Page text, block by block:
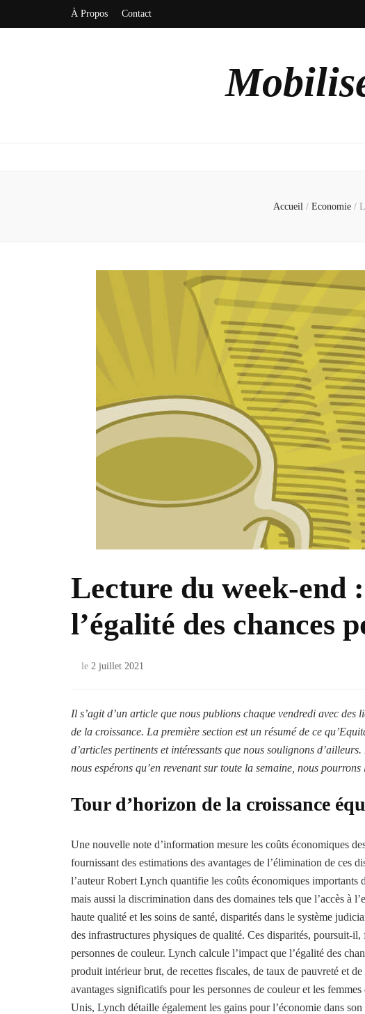
À Propos Contact
Accueil / Economie /
Lecture du week-end
l’égalité des chances
le 2 juillet 2021
Il s’agit d’un article que nous publions chaque vendredi avec
de la croissance. La première section est un résumé de ce
d’articles pertinents et intéressants que nous soulignons
nous espérons qu’en revenant sur toute la semaine, nous pourrons
Tour d’horizon de la croissance
Une nouvelle note d’information mesure les coûts économiques
fournissant des estimations des avantages de l’élimination de ces
l’auteur Robert Lynch quantifie les coûts économiques importants
mais aussi la discrimination dans des domaines tels que l’accès à
haute qualité et les soins de santé, disparités dans le système
des infrastructures physiques de qualité. Ces disparités, poursuit-
personnes de couleur. Lynch calcule l’impact que l’égalité des
produit intérieur brut, de recettes fiscales, de taux de pauvreté et
avantages significatifs pour les personnes de couleur et les
Unis, Lynch détaille également les gains pour l’économie dans